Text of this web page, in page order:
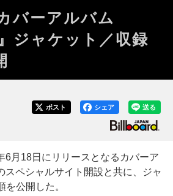
バーアルバム
ジャケット／収録
送る
シェア
ポスト
月18日にリリースとなるカバーア
スペシャルサイト開設と共に、ジャ
公開した。